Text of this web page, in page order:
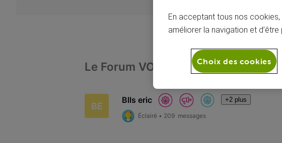
Le Forum VOO Administratif
BE
Blls eric +2 plus
Éclairé • 209 messages
En acceptant tous nos cookies,
améliorer la navigation et
Choix des cookies